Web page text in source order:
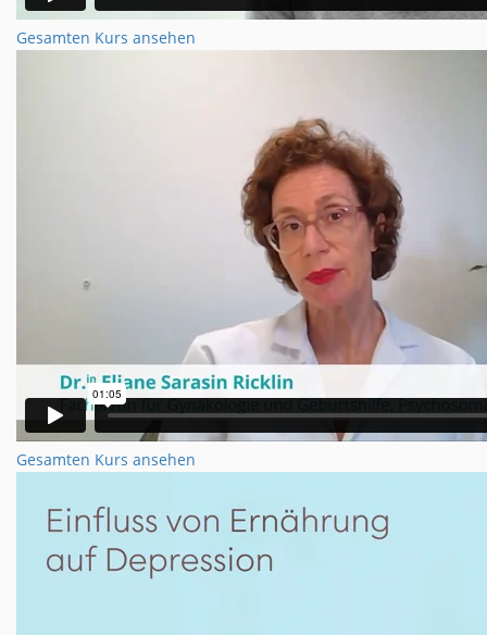
Gesamten Kurs ansehen
Gesamten Kurs ansehen